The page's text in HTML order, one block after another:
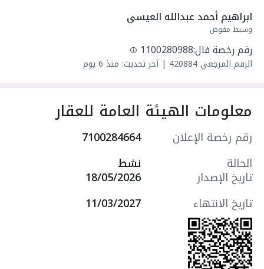
واصل مياه
سنة البناء: 2026
سعرها 980000 ر.س
ابراهيم أحمد عبدالله العيسي
وسيط مفوض
رقم رخصة فال:1100280988
الرقم المرجعي420884
|آخر تحديث: منذ 6 يوم
معلومات الهيئة العامة للعقار
رقم رخصة الإعلان
7100284664
الحالة
نشط
تاريخ الإصدار
18/05/2026
تاريخ الانتهاء
11/03/2027